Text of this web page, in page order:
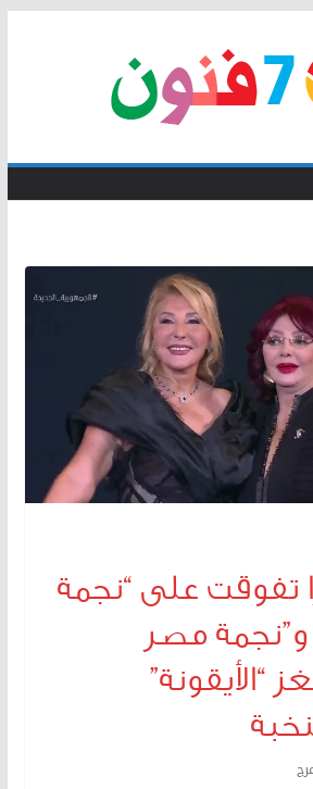
تفوقت على “نجمة
و”نجمة مصر
“الأيقونة”